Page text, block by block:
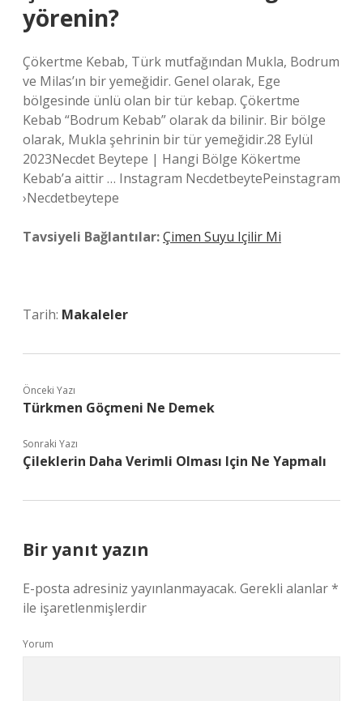
yörenin?
Çökertme Kebab, Türk mutfağından Mukla, Bodrum
ve Milas’ın bir yemeğidir. Genel olarak, Ege
bölgesinde ünlü olan bir tür kebap. Çökertme
Kebab “Bodrum Kebab” olarak da bilinir. Bir bölge
olarak, Mukla şehrinin bir tür yemeğidir.28 Eylül
2023Necdet Beytepe | Hangi Bölge Kökertme
Kebab’a aittir … Instagram NecdetbeytePeinstagram
›Necdetbeytepe
Tavsiyeli Bağlantılar:Çimen Suyu Içilir Mi
Tarih: Makaleler
Önceki Yazı
Türkmen Göçmeni Ne Demek
Sonraki Yazı
Çileklerin Daha Verimli Olması Için Ne Yapmalı
Bir yanıt yazın
E-posta adresiniz yayınlanmayacak. Gerekli alanlar*
ile işaretlenmişlerdir
Yorum